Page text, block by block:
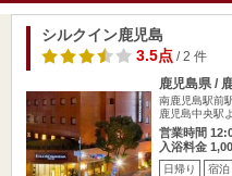
シルクイン鹿児島
3.5点/ 2 件
鹿児島県 /
南鹿児島駅前
鹿児島中央駅
営業時間
入浴料金
日帰り 宿泊